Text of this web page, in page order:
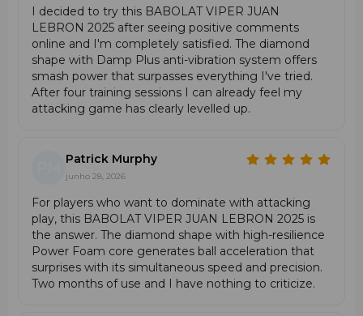
Para Quem é a Babolat Viper Juan Lebrón
2025?
A Babolat Viper Juan Lebrón 2025 é ideal para jogadores
de padel avançados e profissionais com um estilo de jogo
ofensivo e agressivo. Foi desenhada para quem quer
dominar a rede com smashes, víboras e bandejas
Jogadores técnicos e atacantes que apostam em
pancadas explosivas.
Quem procura alta potência sem perder precisão.
Atletas que valorizam rotação, controlo e
manobrabilidade num só modelo.
Jogadores competitivos que querem uma raquete
topo de gama aprovada por Juan Lebrón.
Devido à sua forma diamante, equilíbrio alto e estrutura
I decided to try this BABOLAT VIPER JUAN
LEBRON 2025 after seeing positive comments
online and I'm completely satisfied. The diamond
shape with Damp Plus anti-vibration system offers
smash power that surpasses everything I've tried.
After four training sessions I can already feel my
attacking game has clearly levelled up.
Patrick Murphy
junho 28, 2026
For players who want to dominate with attacking
play, this BABOLAT VIPER JUAN LEBRON 2025 is
the answer. The diamond shape with high-resilience
Power Foam core generates ball acceleration that
surprises with its simultaneous speed and precision.
Two months of use and I have nothing to criticize.